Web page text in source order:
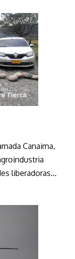
Canaima,
liberadoras...